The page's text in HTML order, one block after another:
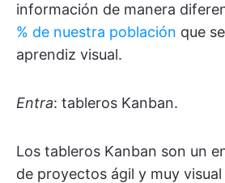
información de manera
% de nuestra población que
aprendiz visual.
Entra: tableros Kanban.
Los tableros Kanban son un
de proyectos ágil y muy